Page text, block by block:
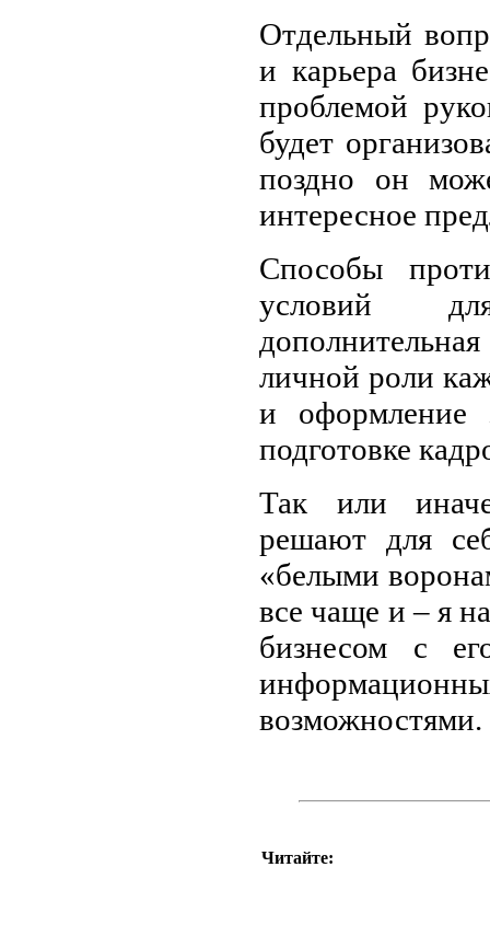
Отдельный
и карьера
проблемой
будет
поздно он
интересное
Способы
условий
личной роли
и оформление
подготовке
Так или
решают для
«белыми
все чаще и – я
бизнесом с
возможностями.
Читайте: